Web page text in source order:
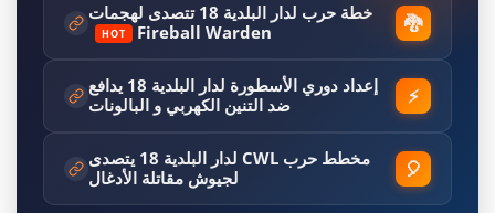
🐉
خطة حرب لدار البلدية 18 تتصدى لهجمات
Fireball Warden
HOT
⚡
إعداد دوري الأسطورة لدار البلدية 18 يدافع
ضد التنين الكهربي و البالونات
🎈
مخطط حرب CWL لدار البلدية 18 يتصدى
لجيوش مقاتلة الأدغال